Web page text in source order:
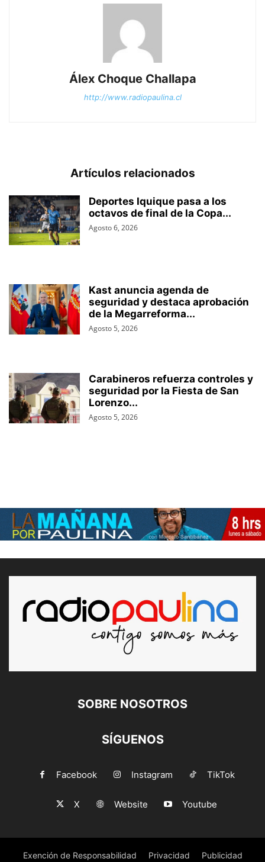
Álex Choque Challapa
http://www.radiopaulina.cl
Artículos relacionados
Deportes Iquique pasa a los
octavos de final de la Copa...
Agosto 6, 2026
Kast anuncia agenda de
seguridad y destaca aprobación
de la Megarreforma...
Agosto 5, 2026
Carabineros refuerza controles y
seguridad por la Fiesta de San
Lorenzo...
Agosto 5, 2026
SOBRE NOSOTROS
SÍGUENOS
Facebook Instagram TikTok
X Website Youtube
Exención de Responsabilidad Privacidad Publicidad